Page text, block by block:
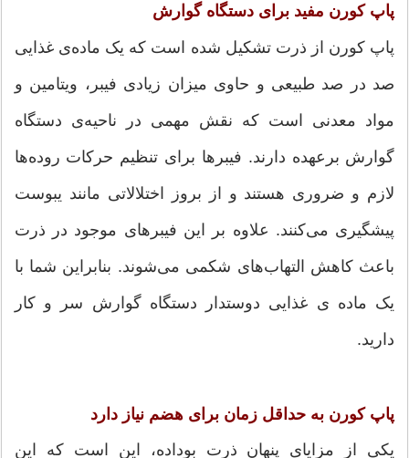
پاپ کورن مفید برای دستگاه گوارش
پاپ کورن از ذرت تشکیل شده است که یک ماده‌ی غذایی
صد در صد طبیعی و حاوی میزان زیادی فیبر، ویتامین و
مواد معدنی است که نقش مهمی در ناحیه‌ی دستگاه
گوارش برعهده دارند. فیبرها برای تنظیم حرکات روده‌ها
لازم و ضروری هستند و از بروز اختلالاتی مانند یبوست
پیشگیری می‌کنند. علاوه بر این فیبرهای موجود در ذرت
باعث کاهش التهاب‌های شکمی می‌شوند. بنابراین شما با
یک ماده ی غذایی دوستدار دستگاه گوارش سر و کار
دارید.
پاپ کورن به حداقل زمان برای هضم نیاز دارد
یکی از مزایای پنهان ذرت بوداده، این است که این